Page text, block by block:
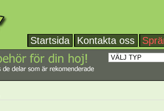
Startsida Kontakta oss